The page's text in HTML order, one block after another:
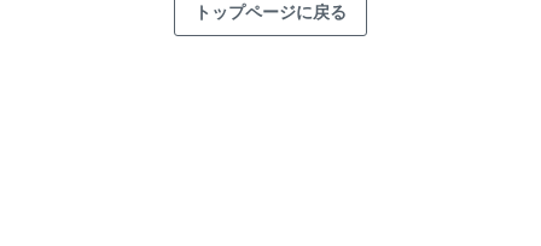
トップページに戻る